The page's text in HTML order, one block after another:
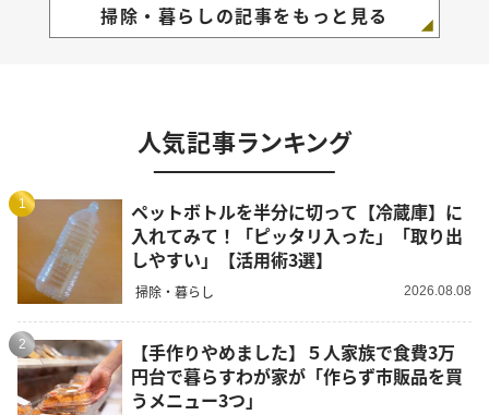
掃除・暮らしの記事をもっと見る
人気記事ランキング
1
ペットボトルを半分に切って【冷蔵庫】に
入れてみて！「ピッタリ入った」「取り出
しやすい」【活用術3選】
掃除・暮らし 2026.08.08
2
【手作りやめました】５人家族で食費3万
円台で暮らすわが家が「作らず市販品を買
うメニュー3つ」